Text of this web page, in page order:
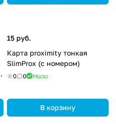
15 руб.
Карта proximity тонкая
SlimProx (с номером)
0 0 Мало
В корзину